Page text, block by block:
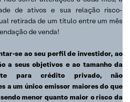
de ativos e sua relação risco-
retirada de um título entre um mês
de venda!
se ao seu perfil de investidor, ao
a seus objetivos e ao tamanho da
para crédito privado, não
a um único emissor maiores do que
menor quanto maior o risco da